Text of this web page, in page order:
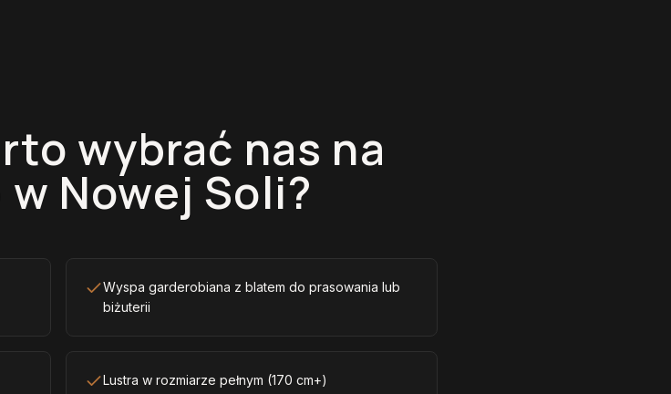
wybrać nas na
Nowej Soli?
Wyspa garderobiana z blatem do prasowania lub
biżuterii
Lustra w rozmiarze pełnym (170 cm+)